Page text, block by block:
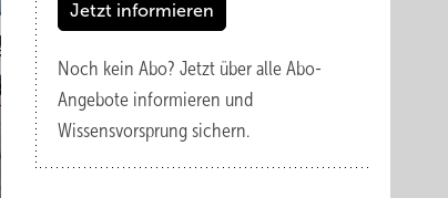
Jetzt informieren
Noch kein Abo? Jetzt über alle Abo-
Angebote informieren und
Wissensvorsprung sichern.